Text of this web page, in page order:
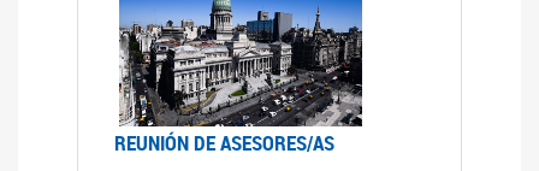
REUNIÓN DE ASESORES/AS